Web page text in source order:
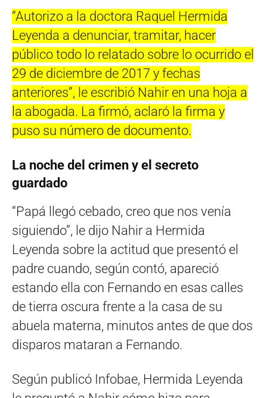
“Autorizo a la doctora Raquel Hermida
Leyenda a denunciar, tramitar, hacer
público todo lo relatado sobre lo ocurrido el
29 de diciembre de 2017 y fechas
anteriores”, le escribió Nahir en una hoja a
la abogada. La firmó, aclaró la firma y
puso su número de documento.
La noche del crimen y el secreto
guardado
“Papá llegó cebado, creo que nos venía
siguiendo”, le dijo Nahir a Hermida
Leyenda sobre la actitud que presentó el
padre cuando, según contó, apareció
estando ella con Fernando en esas calles
de tierra oscura frente a la casa de su
abuela materna, minutos antes de que dos
disparos mataran a Fernando.
Según publicó Infobae, Hermida Leyenda